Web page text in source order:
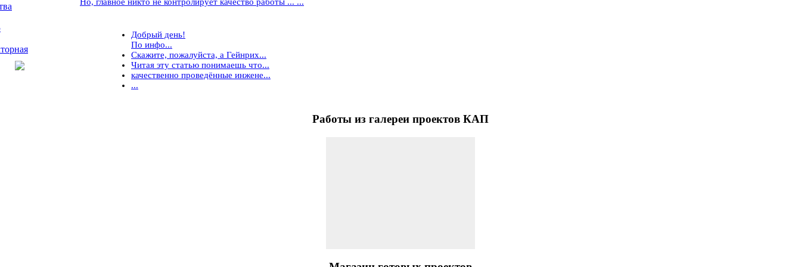
Добрый день!
По инфо...
Скажите, пожалуйста, а Гейнрих...
Читая эту статью понимаешь что...
качественно проведённые инжене...
...
Работы из галереи проектов КАП